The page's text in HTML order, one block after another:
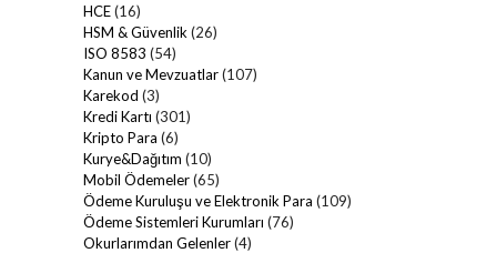
HCE(16)
HSM & Güvenlik (26)
ISO 8583 (54)
Kanun ve Mevzuatlar(107)
Karekod (3)
Kredi Kartı (301)
Kripto Para (6)
Kurye&Dağıtım (10)
Mobil Ödemeler(65)
Ödeme Kuruluşu ve Elektronik Para (109)
Ödeme Sistemleri Kurumları (76)
Okurlarımdan Gelenler(4)